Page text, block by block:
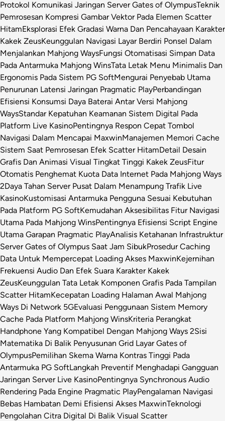
Protokol Komunikasi Jaringan Server Gates of OlympusTeknik
Pemrosesan Kompresi Gambar Vektor Pada Elemen Scatter
HitamEksplorasi Efek Gradasi Warna Dan Pencahayaan Karakter
Kakek ZeusKeunggulan Navigasi Layar Berdiri Ponsel Dalam
Menjalankan Mahjong WaysFungsi Otomatisasi Simpan Data
Pada Antarmuka Mahjong WinsTata Letak Menu Minimalis Dan
Ergonomis Pada Sistem PG SoftMengurai Penyebab Utama
Penurunan Latensi Jaringan Pragmatic PlayPerbandingan
Efisiensi Konsumsi Daya Baterai Antar Versi Mahjong
WaysStandar Kepatuhan Keamanan Sistem Digital Pada
Platform Live KasinoPentingnya Respon Cepat Tombol
Navigasi Dalam Mencapai MaxwinManajemen Memori Cache
Sistem Saat Pemrosesan Efek Scatter HitamDetail Desain
Grafis Dan Animasi Visual Tingkat Tinggi Kakek ZeusFitur
Otomatis Penghemat Kuota Data Internet Pada Mahjong Ways
2Daya Tahan Server Pusat Dalam Menampung Trafik Live
KasinoKustomisasi Antarmuka Pengguna Sesuai Kebutuhan
Pada Platform PG SoftKemudahan Aksesibilitas Fitur Navigasi
Utama Pada Mahjong WinsPentingnya Efisiensi Script Engine
Utama Garapan Pragmatic PlayAnalisis Ketahanan Infrastruktur
Server Gates of Olympus Saat Jam SibukProsedur Caching
Data Untuk Mempercepat Loading Akses MaxwinKejernihan
Frekuensi Audio Dan Efek Suara Karakter Kakek
ZeusKeunggulan Tata Letak Komponen Grafis Pada Tampilan
Scatter HitamKecepatan Loading Halaman Awal Mahjong
Ways Di Network 5GEvaluasi Penggunaan Sistem Memory
Cache Pada Platform Mahjong WinsKriteria Perangkat
Handphone Yang Kompatibel Dengan Mahjong Ways 2Sisi
Matematika Di Balik Penyusunan Grid Layar Gates of
OlympusPemilihan Skema Warna Kontras Tinggi Pada
Antarmuka PG SoftLangkah Preventif Menghadapi Gangguan
Jaringan Server Live KasinoPentingnya Synchronous Audio
Rendering Pada Engine Pragmatic PlayPengalaman Navigasi
Bebas Hambatan Demi Efisiensi Akses MaxwinTeknologi
Pengolahan Citra Digital Di Balik Visual Scatter